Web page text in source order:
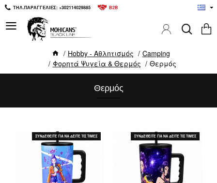
ΤΗΛ.ΠΑΡΑΓΓΕΛΙΕΣ: +302114029885 B2B
Hobby - Αθλητισμός
Camping
Φορητά Ψυγεία & Θερμός
Θερμός
Θερμός
ΣΥΝΔΕΘΕΙΤΕ ΓΙΑ ΝΑ ΔΕΙΤΕ ΤΙΣ ΤΙΜΕΣ ΣΥΝΔΕΘΕΙΤΕ ΓΙΑ ΝΑ ΔΕΙΤΕ ΤΙΣ ΤΙΜΕΣ